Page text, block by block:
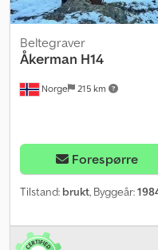
Norge 215 km
Beltegraver
Åkerman H14
Forespørre
Tilstand: brukt, Byggeår: